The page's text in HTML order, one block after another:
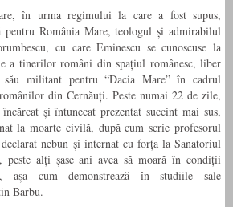
în urma regimului la care a fost supus,
pentru România Mare, teologul și admirabilul
cu care Eminescu se cunoscuse la
a tinerilor români din spațiul românesc, liber
militant pentru “Dacia Mare” în cadrul
din Cernăuți. Peste numai 22 de zile,
și întunecat prezentat succint mai sus,
la moarte civilă, după cum scrie profesorul
declarat nebun și internat cu forța la Sanatoriul
peste alți șase ani avea să moară în condiții
așa cum demonstrează în studiile sale
Barbu.